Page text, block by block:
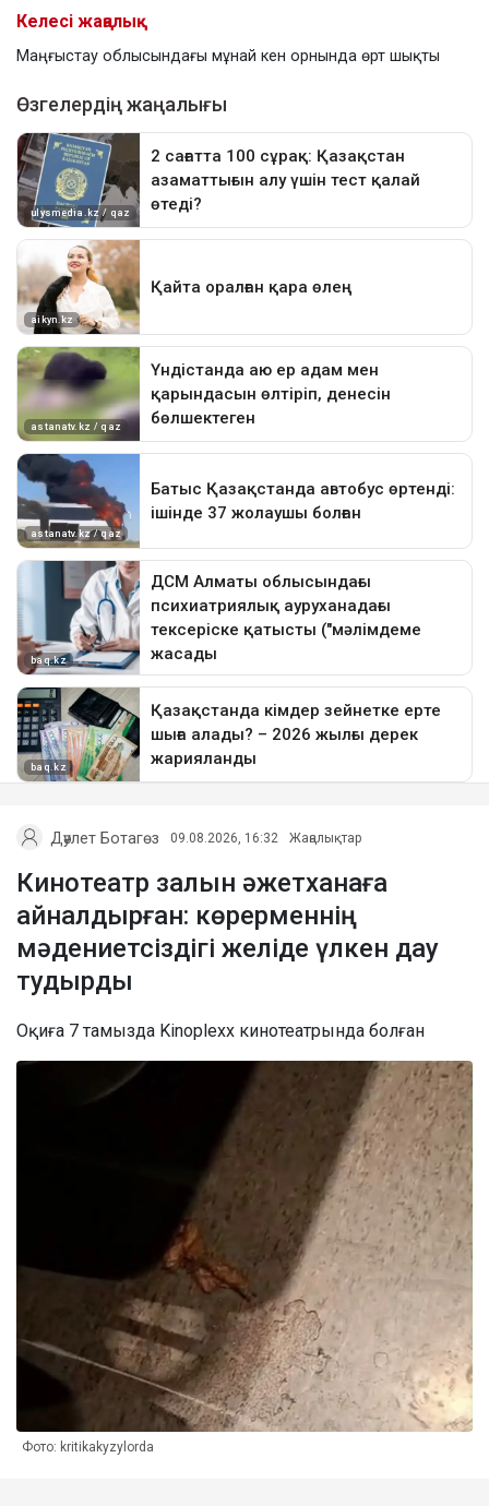
Келесі жаңалық
Маңғыстау облысындағы мұнай кен орнында өрт шықты
Дәулет Ботагөз 09.08.2026, 16:32 Жаңалықтар
Кинотеатр залын әжетханаға
айналдырған: көрерменнің
мәдениетсіздігі желіде үлкен дау
тудырды
Оқиға 7 тамызда Kinoplexx кинотеатрында болған
Фото: kritikakyzylorda